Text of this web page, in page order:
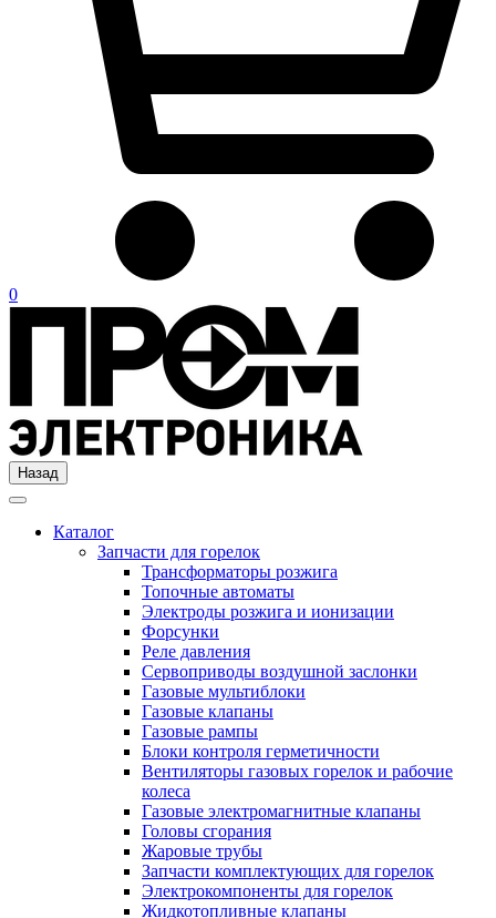
0
Назад
Каталог
Запчасти для горелок
Трансформаторы розжига
Топочные автоматы
Электроды розжига и ионизации
Форсунки
Реле давления
Сервоприводы воздушной заслонки
Газовые мультиблоки
Газовые клапаны
Газовые рампы
Блоки контроля герметичности
Вентиляторы газовых горелок и рабочие
колеса
Газовые электромагнитные клапаны
Головы сгорания
Жаровые трубы
Запчасти комплектующих для горелок
Электрокомпоненты для горелок
Жидкотопливные клапаны